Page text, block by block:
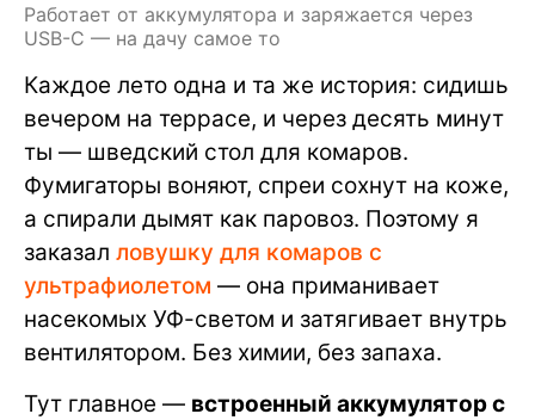
Работает от аккумулятора и заряжается через
USB-C — на дачу самое то
Каждое лето одна и та же история: сидишь
вечером на террасе, и через десять минут
ты — шведский стол для комаров.
Фумигаторы воняют, спреи сохнут на коже,
а спирали дымят как паровоз. Поэтому я
заказал ловушку для комаров с
ультрафиолетом — она приманивает
насекомых УФ-светом и затягивает внутрь
вентилятором. Без химии, без запаха.
Тут главное — встроенный аккумулятор с